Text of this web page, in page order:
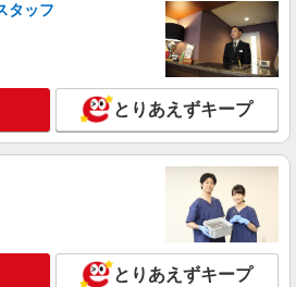
バイト：時給1,100円〜1,300円 時給例
ム1,300円（試用期間2か月は1,250円）
務可能／遅番可能／月120時間以上勤務可
時給優遇いたします。 詳しくはお問い合
さい。
県桑名市長島町浦安368 三井アウトレッ
ジャズドリーム長島
詳細を見る
タッフ
とりあえずキープ
とりあえずキープ